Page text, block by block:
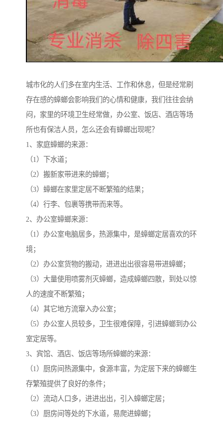
城市化的人们多在室内生活、工作和休息，但是经常刷
存在感的蟑螂会影响我们的心情和健康，我们往往会纳
闷，家里的环境卫生经常做，办公室、饭店、酒店等场
所也有保洁人员，怎么还会有蟑螂出现呢？
1、家庭蟑螂的来源：
（1）下水道；
（2）搬新家带进来的蟑螂；
（3）蟑螂在家里定居不断繁殖的结果；
（4）行李、包裹等携带而来等。
2、办公室蟑螂来源：
（1）办公室电脑居多，热源集中，是蟑螂定居喜欢的环
境；
（2）办公室货物的搬动，进进出出很容易带进蟑螂；
（3）大量使用喷雾剂灭蟑螂，造成蟑螂四散，到处以惊
人的速度不断繁殖；
（4）其它地方流窜入办公室；
（5）办公室人员较多，卫生很难保障，引进蟑螂到办公
室定居等。
3、宾馆、酒店、饭店等场所蟑螂的来源：
（1）厨房间热源集中，食源丰富，为定居下来的蟑螂生
存繁殖提供了良好的条件；
（2）流动人口多，进进出出，引入蟑螂定居；
（3）厨房间等处的下水道，易爬进蟑螂；